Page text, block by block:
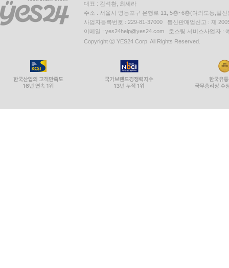
대표 : 김석환, 최세라
주소 : 서울시 영등포구 은행로 11, 5층~6층(여의도동,일신
사업자등록번호 : 229-81-37000 통신판매업신고 : 제
이메일 : yes24help@yes24.com 호스팅 서비스사업자 :
Copyright ⓒ YES24 Corp. All Rights Reserved.